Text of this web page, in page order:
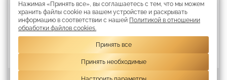
Нажимая «Принять все», вы соглашаетесь с тем, что мы можем
хранить файлы cookie на вашем устройстве и раскрывать
информацию в соответствии с нашей Политикой в отношении
обработки файлов cookies.
Принять все
Принять необходимые
Республиканское унитарное предприятие «Президент-Отель».
Информация является собственностью гостиницы «Президент-Отель».
УНП 192750936 свидетельство выдано 02 марта 2023 года Минским
городским исполнительным комитетом
Travelline
Получить скидку
Скидка 45%